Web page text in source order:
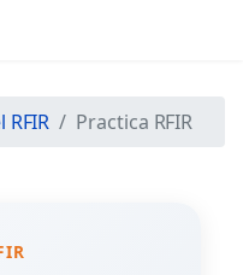
RFIR Practica RFIR